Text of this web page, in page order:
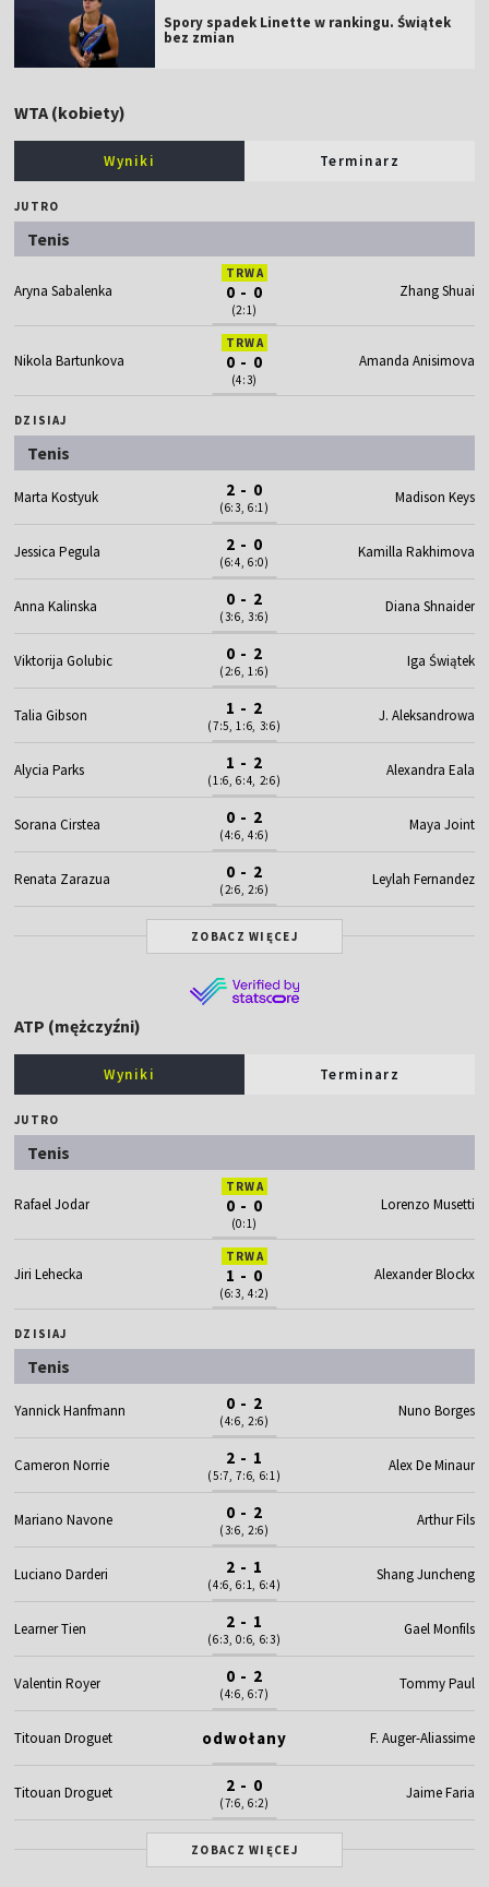
Spory spadek Linette w rankingu. Świątek
bez zmian
WTA (kobiety)
Wyniki Terminarz
JUTRO
Tenis
Aryna Sabalenka
TRWA
0 - 0
(2:1)
Zhang Shuai
Nikola Bartunkova
TRWA
0 - 0
(4:3)
Amanda Anisimova
DZISIAJ
Tenis
Marta Kostyuk 2 - 0
(6:3, 6:1)
Madison Keys
Jessica Pegula 2 - 0
(6:4, 6:0)
Kamilla Rakhimova
Anna Kalinska 0 - 2
(3:6, 3:6)
Diana Shnaider
Viktorija Golubic 0 - 2
(2:6, 1:6)
Iga Świątek
Talia Gibson 1 - 2
(7:5, 1:6, 3:6)
J. Aleksandrowa
Alycia Parks 1 - 2
(1:6, 6:4, 2:6)
Alexandra Eala
Sorana Cirstea 0 - 2
(4:6, 4:6)
Maya Joint
Renata Zarazua 0 - 2
(2:6, 2:6)
Leylah Fernandez
ZOBACZ WIĘCEJ
ATP (mężczyźni)
Wyniki Terminarz
JUTRO
Tenis
Rafael Jodar
TRWA
0 - 0
(0:1)
Lorenzo Musetti
Jiri Lehecka
TRWA
1 - 0
(6:3, 4:2)
Alexander Blockx
DZISIAJ
Tenis
Yannick Hanfmann 0 - 2
(4:6, 2:6)
Nuno Borges
Cameron Norrie 2 - 1
(5:7, 7:6, 6:1)
Alex De Minaur
Mariano Navone 0 - 2
(3:6, 2:6)
Arthur Fils
Luciano Darderi 2 - 1
(4:6, 6:1, 6:4)
Shang Juncheng
Learner Tien 2 - 1
(6:3, 0:6, 6:3)
Gael Monfils
Valentin Royer 0 - 2
(4:6, 6:7)
Tommy Paul
Titouan Droguet odwołany F. Auger-Aliassime
Titouan Droguet 2 - 0
(7:6, 6:2)
Jaime Faria
ZOBACZ WIĘCEJ